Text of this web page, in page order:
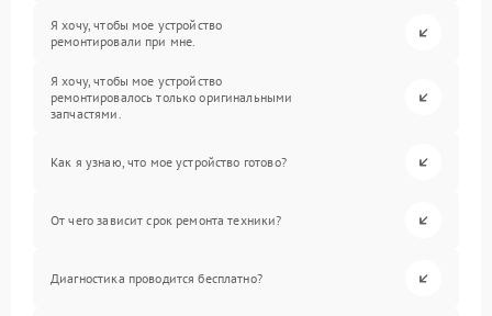
Я хочу, чтобы мое устройство
ремонтировали при мне.
Я хочу, чтобы мое устройство
ремонтировалось только оригинальными
запчастями.
Как я узнаю, что мое устройство готово?
От чего зависит срок ремонта техники?
Диагностика проводится бесплатно?